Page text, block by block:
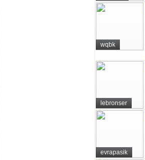
wqbk
lebronser
evrapasik